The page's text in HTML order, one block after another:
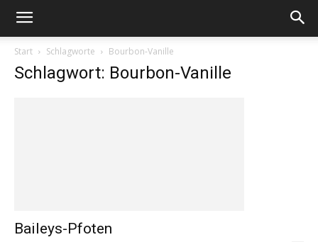
Start Schlagworte Bourbon-Vanille
Schlagwort: Bourbon-Vanille
Baileys-Pfoten